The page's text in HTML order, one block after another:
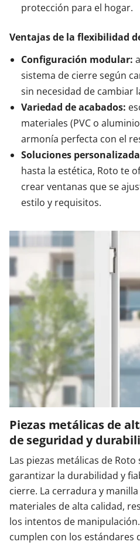
protección para el hogar.
Ventajas de la flexibilidad
Configuración modular:
sistema de cierre según
sin necesidad de cambiar
Variedad de acabados:
materiales (PVC o
armonía perfecta con el
Soluciones
hasta la estética, Roto te
crear ventanas que se
estilo y requisitos.
Piezas metálicas de
de seguridad y
Las piezas metálicas de
garantizar la durabilidad y
cierre. La cerradura y
materiales de alta calidad,
los intentos de
cumplen con los estándares